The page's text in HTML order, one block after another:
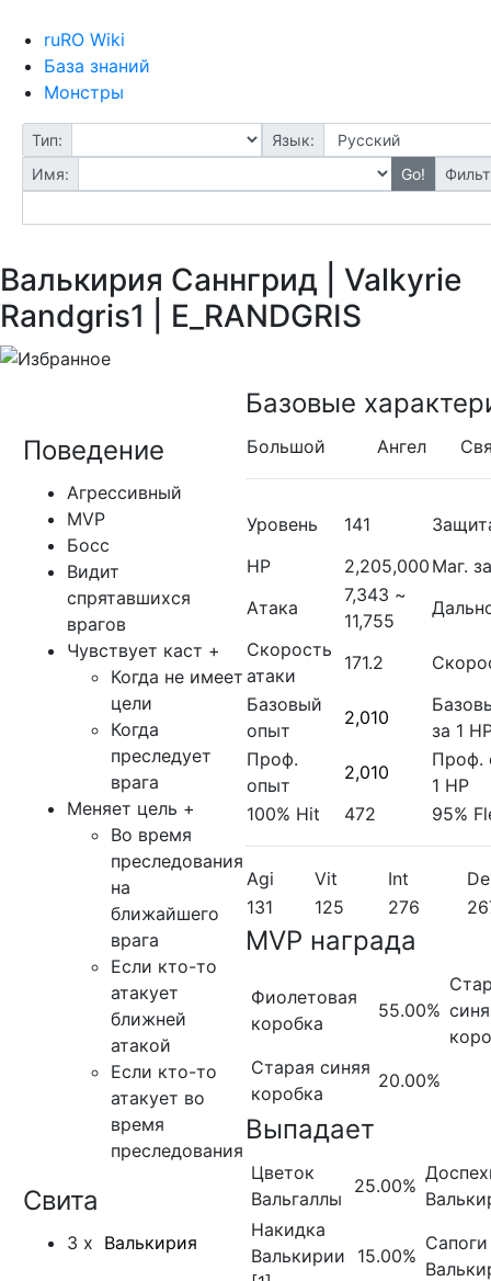
ruRO Wiki
База знаний
Монстры
Тип:
Язык:
Имя:
Go!
Валькирия Саннгрид | Valkyrie
Randgris1 | E_RANDGRIS
Поведение
Агрессивный
MVP
Босс
Видит
спрятавшихся
врагов
Чувствует каст +
Когда не имеет
цели
Когда
преследует
врага
Меняет цель +
Во время
преследования
на
ближайшего
врага
Если кто-то
атакует
ближней
атакой
Если кто-то
атакует во
время
преследования
Свита
3 x Валькирия
Базовые
Большой Ангел
Уровень 141
HP
2,205,000 Маг.
Атака
7,343 ~
11,755
Скорость
атаки
171.2
Базовый
опыт
2,010
за 1
Проф.
опыт
2,010
Проф.
1 HP
100% Hit
472 95%
Agi Vit Int
131
125 276
MVP награда
Фиолетовая
коробка
55.00%
Старая синяя
коробка
20.00%
Выпадает
Цветок
Вальгаллы
25.00%
Накидка
Валькирии
15.00%
Сапоги